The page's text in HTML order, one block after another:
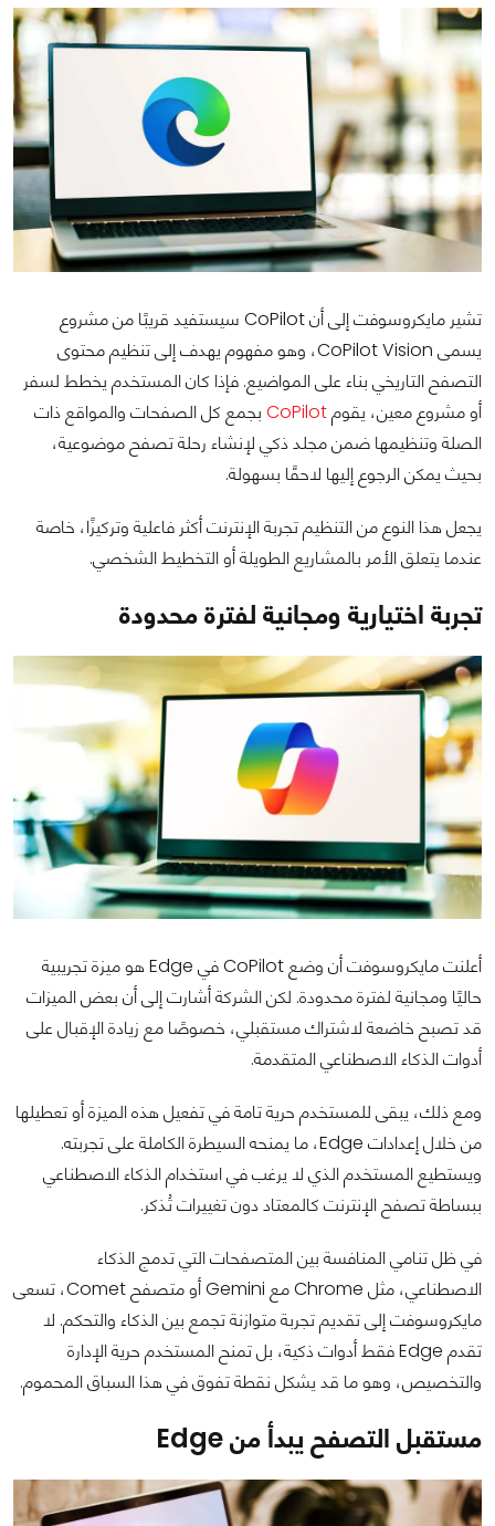
تشير مايكروسوفت إلى أن CoPilot سيستفيد قريبًا من مشروع
يسمى CoPilot Vision، وهو مفهوم يهدف إلى تنظيم محتوى
التصفح التاريخي بناء على المواضيع. فإذا كان المستخدم يخطط لسفر
أو مشروع معين، يقومCoPilot بجمع كل الصفحات والمواقع ذات
الصلة وتنظيمها ضمن مجلد ذكي لإنشاء رحلة تصفح موضوعية،
بحيث يمكن الرجوع إليها لاحقًا بسهولة.
يجعل هذا النوع من التنظيم تجربة الإنترنت أكثر فاعلية وتركيزًا، خاصة
عندما يتعلق الأمر بالمشاريع الطويلة أو التخطيط الشخصي.
تجربة اختيارية ومجانية لفترة محدودة
أعلنت مايكروسوفت أن وضع CoPilot في Edge هو ميزة تجريبية
حاليًا ومجانية لفترة محدودة. لكن الشركة أشارت إلى أن بعض الميزات
قد تصبح خاضعة لاشتراك مستقبلي، خصوصًا مع زيادة الإقبال على
أدوات الذكاء الاصطناعي المتقدمة.
ومع ذلك، يبقى للمستخدم حرية تامة في تفعيل هذه الميزة أو تعطيلها
من خلال إعدادات Edge، ما يمنحه السيطرة الكاملة على تجربته.
ويستطيع المستخدم الذي لا يرغب في استخدام الذكاء الاصطناعي
ببساطة تصفح الإنترنت كالمعتاد دون تغييرات تُذكر.
في ظل تنامي المنافسة بين المتصفحات التي تدمج الذكاء
الاصطناعي، مثل Chrome مع Gemini أو متصفح Comet، تسعى
مايكروسوفت إلى تقديم تجربة متوازنة تجمع بين الذكاء والتحكم. لا
تقدم Edge فقط أدوات ذكية، بل تمنح المستخدم حرية الإدارة
والتخصيص، وهو ما قد يشكل نقطة تفوق في هذا السباق المحموم.
مستقبل التصفح يبدأ من Edge